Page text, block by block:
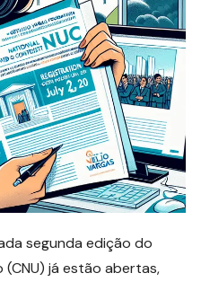
segunda edição do
já estão abertas,